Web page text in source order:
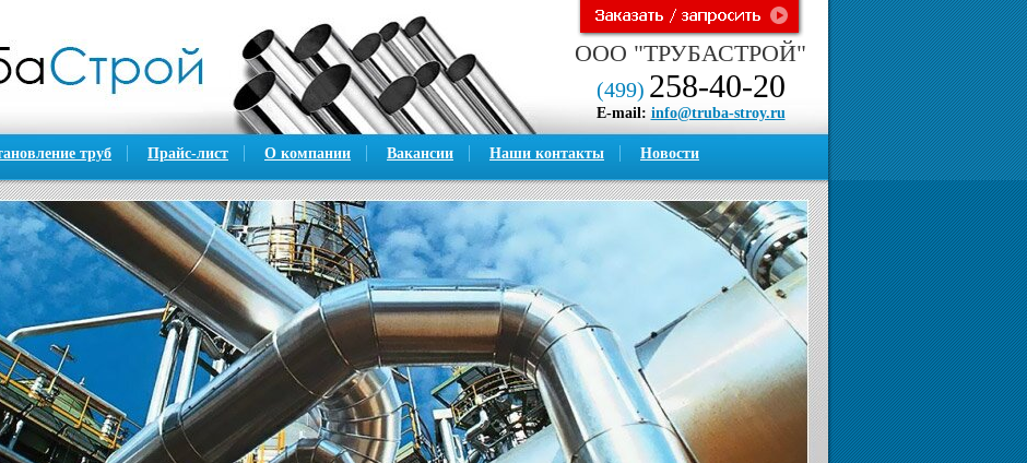
труб Прайс-лист О компании Вакансии Наши контакты Новости
ООО "ТРУБАСТРОЙ"
(499) 258-40-20
E-mail: info@truba-stroy.ru